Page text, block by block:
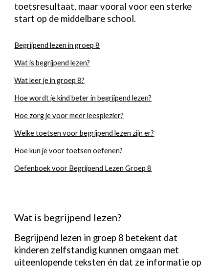
toetsresultaat, maar vooral voor een sterke
start op de middelbare school.
Begrijpend lezen in groep 8
Wat is begrijpend lezen?
Wat leer je in groep 8?
Hoe wordt je kind beter in begrijpend lezen?
Hoe zorg je voor meer leesplezier?
Welke toetsen voor begrijpend lezen zijn er?
Hoe kun je voor toetsen oefenen?
Oefenboek voor Begrijpend Lezen Groep 8
Wat is begrijpend lezen?
Begrijpend lezen in groep 8 betekent dat
kinderen zelfstandig kunnen omgaan met
uiteenlopende teksten én dat ze informatie op